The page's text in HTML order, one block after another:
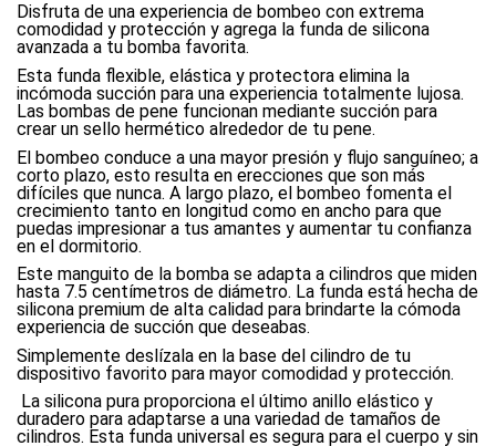
Disfruta de una experiencia de bombeo con extrema
comodidad y protección y agrega la funda de silicona
avanzada a tu bomba favorita.
Esta funda flexible, elástica y protectora elimina la
incómoda succión para una experiencia totalmente lujosa.
Las bombas de pene funcionan mediante succión para
crear un sello hermético alrededor de tu pene.
El bombeo conduce a una mayor presión y flujo sanguíneo; a
corto plazo, esto resulta en erecciones que son más
difíciles que nunca. A largo plazo, el bombeo fomenta el
crecimiento tanto en longitud como en ancho para que
puedas impresionar a tus amantes y aumentar tu confianza
en el dormitorio.
Este manguito de la bomba se adapta a cilindros que miden
hasta 7.5 centímetros de diámetro. La funda está hecha de
silicona premium de alta calidad para brindarte la cómoda
experiencia de succión que deseabas.
Simplemente deslízala en la base del cilindro de tu
dispositivo favorito para mayor comodidad y protección.
La silicona pura proporciona el último anillo elástico y
duradero para adaptarse a una variedad de tamaños de
cilindros. Esta funda universal es segura para el cuerpo y sin